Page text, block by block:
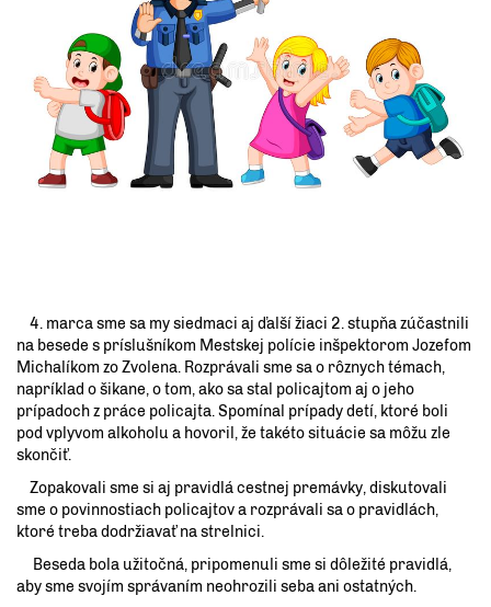
4. marca sme sa my siedmaci aj ďalší žiaci 2. stupňa zúčastnili
na besede s príslušníkom Mestskej polície inšpektorom Jozefom
Michalíkom zo Zvolena. Rozprávali sme sa o rôznych témach,
napríklad o šikane, o tom, ako sa stal policajtom aj o jeho
prípadoch z práce policajta. Spomínal prípady detí, ktoré boli
pod vplyvom alkoholu a hovoril, že takéto situácie sa môžu zle
skončiť.
Zopakovali sme si aj pravidlá cestnej premávky, diskutovali
sme o povinnostiach policajtov a rozprávali sa o pravidlách,
ktoré treba dodržiavať na strelnici.
Beseda bola užitočná, pripomenuli sme si dôležité pravidlá,
aby sme svojím správaním neohrozili seba ani ostatných.